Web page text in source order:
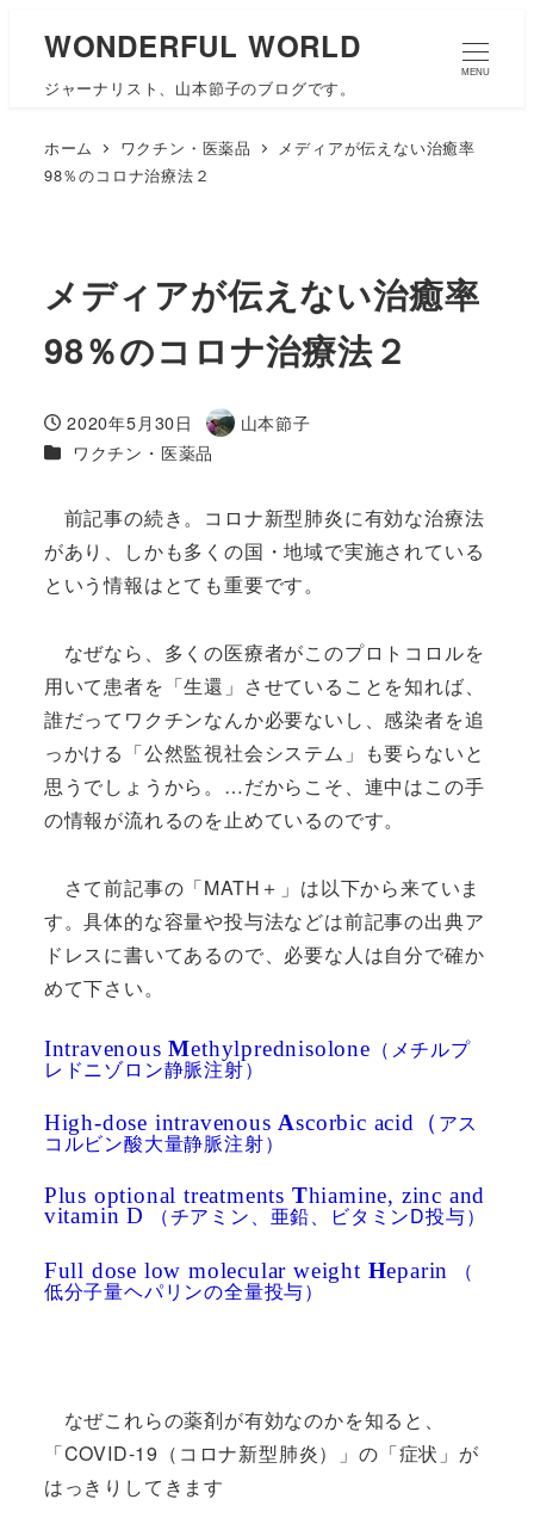
WONDERFUL WORLD
ジャーナリスト、山本節子のブログです。
MENU
ホーム ワクチン・医薬品
メディアが伝えない治癒率
98％のコロナ治療法２
メディアが伝えない治癒率
98％のコロナ治療法２
投稿日
2020年5月30日
著
者
山本節子
カテゴリー
ワクチン・医薬品
前記事の続き。コロナ新型肺炎に有効な治療法
があり、しかも多くの国・地域で実施されている
という情報はとても重要です。
なぜなら、多くの医療者がこのプロトコロルを
用いて患者を「生還」させていることを知れば、
誰だってワクチンなんか必要ないし、感染者を追
っかける「公然監視社会システム」も要らないと
思うでしょうから。…だからこそ、連中はこの手
の情報が流れるのを止めているのです。
さて前記事の「MATH＋」は以下から来ていま
す。具体的な容量や投与法などは前記事の出典ア
ドレスに書いてあるので、必要な人は自分で確か
めて下さい。
IntravenousMethylprednisolone （メチルプ
レドニゾロン静脈注射）
High-dose intravenous Ascorbic acid（ アス
コルビン酸大量静脈注射）
Plus optional treatments Thiamine, zinc and
vitamin D
（チアミン、亜鉛、ビタミンD投与）
Full dose low molecular weight Heparin （
低分子量ヘパリンの全量投与）
なぜこれらの薬剤が有効なのかを知ると、
「COVID-19（コロナ新型肺炎）」の「症状」が
はっきりしてきます